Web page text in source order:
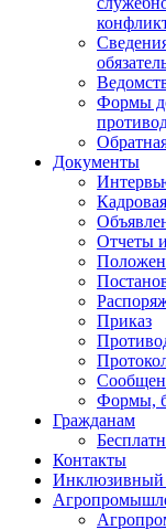
Формы
Документы
Отчеты
Приказ
Формы,
Гражданам
Контакты
Инклюзивный